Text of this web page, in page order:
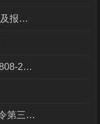
2026年建设项目土地要素保障政策及报批流程
《洪水影响评价技术导则》（SL/T808-2025）核心解读
中华人民共和国水土保持法（主席令第三十九号）